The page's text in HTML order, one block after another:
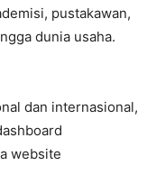
pustakawan,
dunia usaha.
dan internasional,
website